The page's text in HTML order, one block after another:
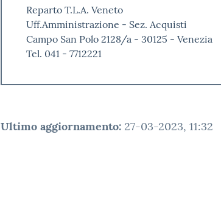
Reparto T.L.A. Veneto
Uff.Amministrazione - Sez. Acquisti
Campo San Polo 2128/a - 30125 - Venezia
Tel. 041 - 7712221
Ultimo aggiornamento: 27-03-2023, 11:32